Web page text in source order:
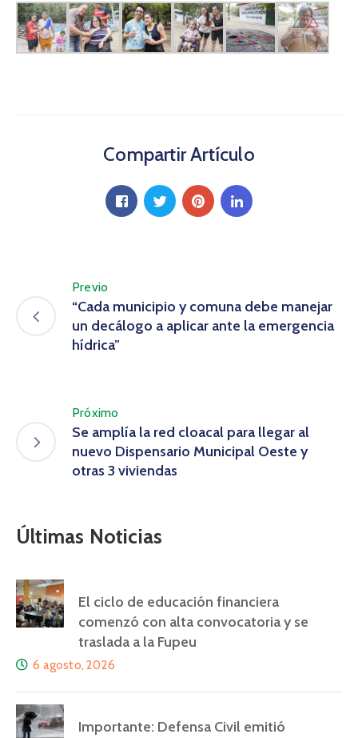
Compartir Artículo
Previo
“Cada municipio y comuna debe manejar
un decálogo a aplicar ante la emergencia
hídrica”
Próximo
Se amplía la red cloacal para llegar al
nuevo Dispensario Municipal Oeste y
otras 3 viviendas
Últimas Noticias
El ciclo de educación financiera
comenzó con alta convocatoria y se
traslada a la Fupeu
6 agosto, 2026
Importante: Defensa Civil emitió